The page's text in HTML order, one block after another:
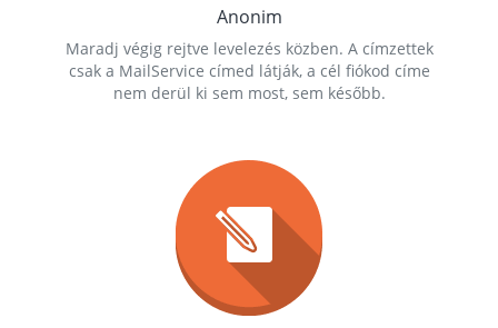
Anonim
Maradj végig rejtve levelezés közben. A címzettek
csak a MailService címed látják, a cél fiókod címe
nem derül ki sem most, sem később.